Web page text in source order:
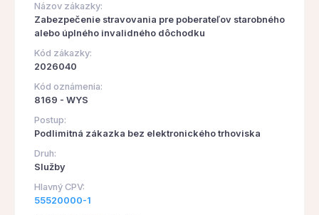
Názov zákazky:
Zabezpečenie stravovania pre poberateľov starobného
alebo úplného invalidného dôchodku
Kód zákazky:
2026040
Kód oznámenia:
8169 - WYS
Postup:
Podlimitná zákazka bez elektronického trhoviska
Druh:
Služby
Hlavný CPV:
55520000-1